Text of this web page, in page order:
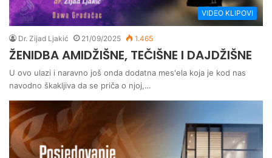
VIDEO KLIPOVI
Dr. Zijad Ljakić 21/09/2025 1.465
ŽENIDBA AMIDŽIŠNE, TEČIŠNE I DAJDŽIŠNE
U ovo ulazi i naravno još onda dodatna mes'ela koja je kod nas
navodno škakljiva da se priča o njoj,…